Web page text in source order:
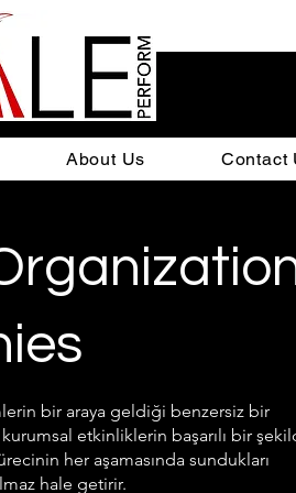
About Us Contact
bir araya geldiği benzersiz bir
etkinliklerin başarılı bir
her aşamasında sundukları
hale getirir.